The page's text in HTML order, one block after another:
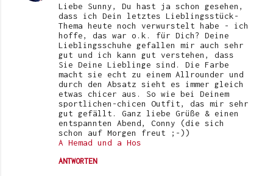
Liebe Sunny, Du hast ja schon gesehen,
dass ich Dein letztes Lieblingsstück-
Thema heute noch verwurstelt habe - ich
hoffe, das war o.k. für Dich? Deine
Lieblingsschuhe gefallen mir auch sehr
gut und ich kann gut verstehen, dass
Sie Deine Lieblinge sind. Die Farbe
macht sie echt zu einem Allrounder und
durch den Absatz sieht es immer gleich
etwas chicer aus. So wie bei Deinem
sportlichen-chicen Outfit, das mir sehr
gut gefällt. Ganz liebe Grüße & einen
entspannten Abend, Conny (die sich
schon auf Morgen freut ;-))
A Hemad und a Hos
ANTWORTEN